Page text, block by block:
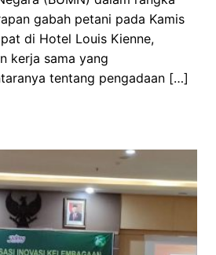
gabah petani pada Kamis
di Hotel Louis Kienne,
kerja sama yang
tentang pengadaan […]